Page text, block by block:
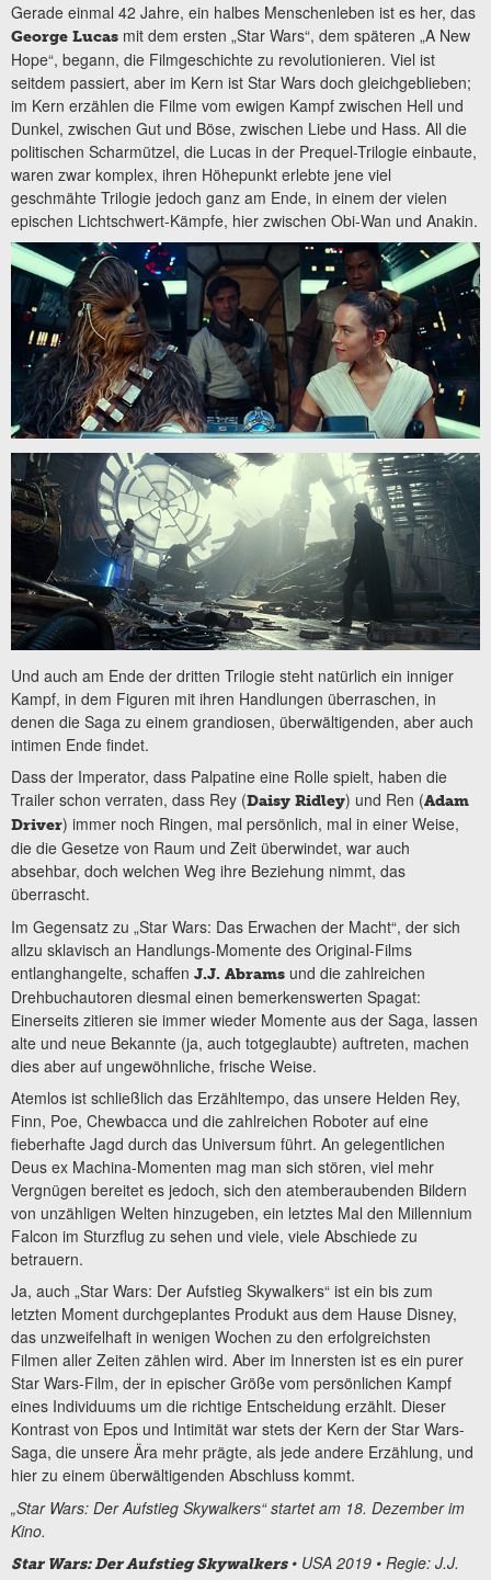
Gerade einmal 42 Jahre, ein halbes Menschenleben ist es her, das
George Lucas mit dem ersten „Star Wars“, dem späteren „A New
Hope“, begann, die Filmgeschichte zu revolutionieren. Viel ist
seitdem passiert, aber im Kern ist Star Wars doch gleichgeblieben;
im Kern erzählen die Filme vom ewigen Kampf zwischen Hell und
Dunkel, zwischen Gut und Böse, zwischen Liebe und Hass. All die
politischen Scharmützel, die Lucas in der Prequel-Trilogie einbaute,
waren zwar komplex, ihren Höhepunkt erlebte jene viel
geschmähte Trilogie jedoch ganz am Ende, in einem der vielen
epischen Lichtschwert-Kämpfe, hier zwischen Obi-Wan und Anakin.
Und auch am Ende der dritten Trilogie steht natürlich ein inniger
Kampf, in dem Figuren mit ihren Handlungen überraschen, in
denen die Saga zu einem grandiosen, überwältigenden, aber auch
intimen Ende findet.
Dass der Imperator, dass Palpatine eine Rolle spielt, haben die
Trailer schon verraten, dass Rey (Daisy Ridley) und Ren (Adam
Driver) immer noch Ringen, mal persönlich, mal in einer Weise,
die die Gesetze von Raum und Zeit überwindet, war auch
absehbar, doch welchen Weg ihre Beziehung nimmt, das
überrascht.
Im Gegensatz zu „Star Wars: Das Erwachen der Macht“, der sich
allzu sklavisch an Handlungs-Momente des Original-Films
entlanghangelte, schaffen J.J. Abrams und die zahlreichen
Drehbuchautoren diesmal einen bemerkenswerten Spagat:
Einerseits zitieren sie immer wieder Momente aus der Saga, lassen
alte und neue Bekannte (ja, auch totgeglaubte) auftreten, machen
dies aber auf ungewöhnliche, frische Weise.
Atemlos ist schließlich das Erzähltempo, das unsere Helden Rey,
Finn, Poe, Chewbacca und die zahlreichen Roboter auf eine
fieberhafte Jagd durch das Universum führt. An gelegentlichen
Deus ex Machina-Momenten mag man sich stören, viel mehr
Vergnügen bereitet es jedoch, sich den atemberaubenden Bildern
von unzähligen Welten hinzugeben, ein letztes Mal den Millennium
Falcon im Sturzflug zu sehen und viele, viele Abschiede zu
betrauern.
Ja, auch „Star Wars: Der Aufstieg Skywalkers“ ist ein bis zum
letzten Moment durchgeplantes Produkt aus dem Hause Disney,
das unzweifelhaft in wenigen Wochen zu den erfolgreichsten
Filmen aller Zeiten zählen wird. Aber im Innersten ist es ein purer
Star Wars-Film, der in epischer Größe vom persönlichen Kampf
eines Individuums um die richtige Entscheidung erzählt. Dieser
Kontrast von Epos und Intimität war stets der Kern der Star Wars-
Saga, die unsere Ära mehr prägte, als jede andere Erzählung, und
hier zu einem überwältigenden Abschluss kommt.
„Star Wars: Der Aufstieg Skywalkers“ startet am 18. Dezember im
Kino.
Star Wars: Der Aufstieg Skywalkers• USA 2019 • Regie: J.J.